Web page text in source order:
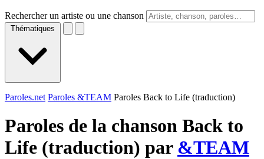
Rechercher un artiste ou une chanson
Thématiques
Paroles.net Paroles &TEAM Paroles Back to Life (traduction)
Paroles de la chanson Back to
Life (traduction) par &TEAM